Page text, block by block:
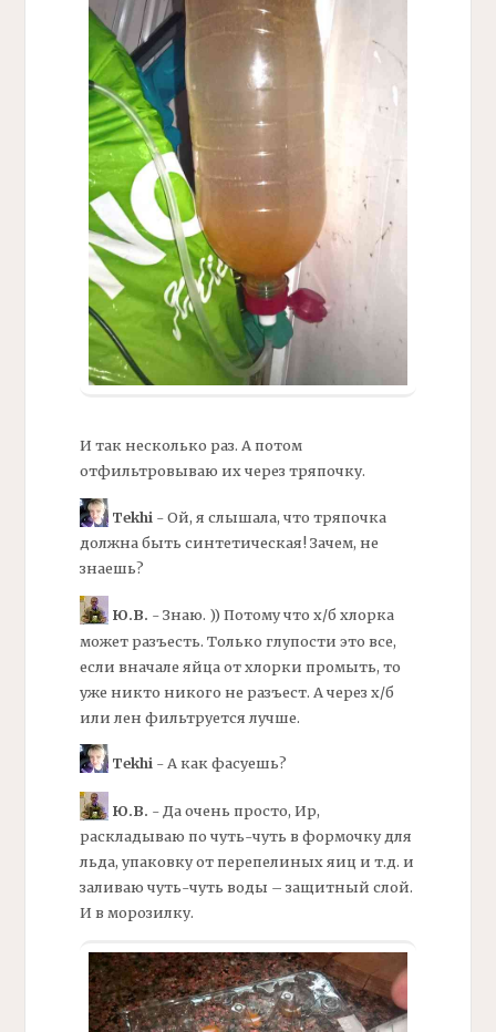
И так несколько раз. А потом
отфильтровываю их через тряпочку.
Tekhi- Ой, я слышала, что тряпочка
должна быть синтетическая! Зачем, не
знаешь?
Ю.В. - Знаю. )) Потому что х/б хлорка
может разъесть. Только глупости это все,
если вначале яйца от хлорки промыть, то
уже никто никого не разъест. А через х/б
или лен фильтруется лучше.
Tekhi- А как фасуешь?
Ю.В. - Да очень просто, Ир,
раскладываю по чуть-чуть в формочку для
льда, упаковку от перепелиных яиц и т.д. и
заливаю чуть-чуть воды – защитный слой.
И в морозилку.